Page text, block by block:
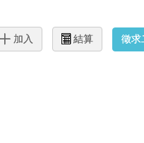
加入 結算 徵求